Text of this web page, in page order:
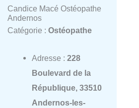
Candice Macé Ostéopathe
Andernos
Catégorie : Ostéopathe
Adresse : 228
Boulevard de la
République, 33510
Andernos-les-